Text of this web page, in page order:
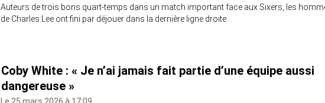
Auteurs de trois bons quart-temps dans un match important face aux Sixers, les
de Charles Lee ont fini par déjouer dans la dernière ligne droite.
Coby White : « Je n’ai jamais fait partie d’une équipe aussi
dangereuse »